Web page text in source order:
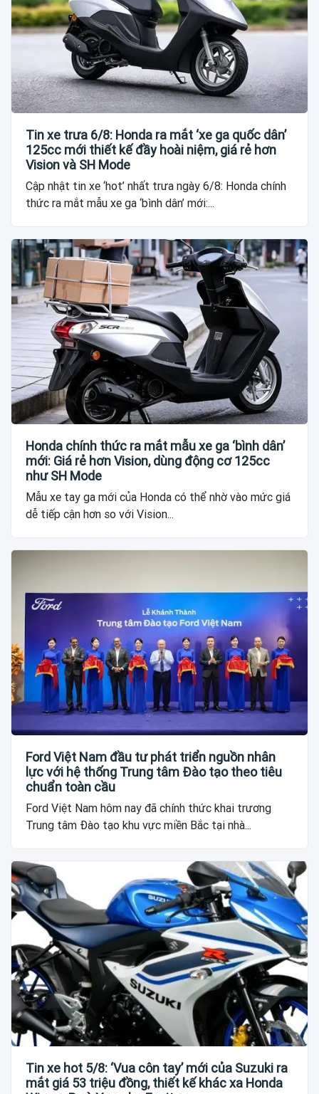
Tin xe trưa 6/8: Honda ra mắt ‘xe ga quốc dân’
125cc mới thiết kế đầy hoài niệm, giá rẻ hơn
Vision và SH Mode
Cập nhật tin xe ‘hot’ nhất trưa ngày 6/8: Honda chính
thức ra mắt mẫu xe ga ‘bình dân’ mới:...
Honda chính thức ra mắt mẫu xe ga ‘bình dân’
mới: Giá rẻ hơn Vision, dùng động cơ 125cc
như SH Mode
Mẫu xe tay ga mới của Honda có thể nhờ vào mức giá
dễ tiếp cận hơn so với Vision...
Ford Việt Nam đầu tư phát triển nguồn nhân
lực với hệ thống Trung tâm Đào tạo theo tiêu
chuẩn toàn cầu
Ford Việt Nam hôm nay đã chính thức khai trương
Trung tâm Đào tạo khu vực miền Bắc tại nhà...
Tin xe hot 5/8: ‘Vua côn tay’ mới của Suzuki ra
mắt giá 53 triệu đồng, thiết kế khác xa Honda